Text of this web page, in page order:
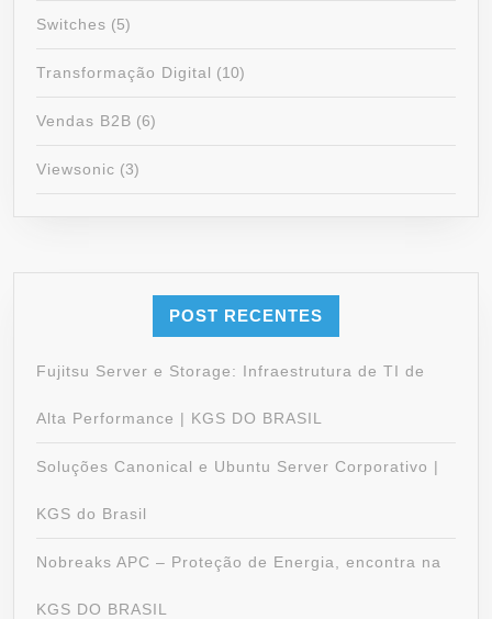
Switches (5)
Transformação Digital (10)
Vendas B2B (6)
Viewsonic (3)
POST RECENTES
Fujitsu Server e Storage: Infraestrutura de TI de
Alta Performance | KGS DO BRASIL
Soluções Canonical e Ubuntu Server Corporativo |
KGS do Brasil
Nobreaks APC – Proteção de Energia, encontra na
KGS DO BRASIL